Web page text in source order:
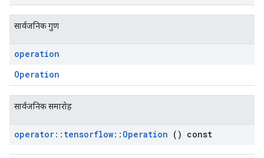
सार्वजनिक गुण
operation
Operation
सार्वजनिक समारोह
operator:: tensorflow:: Operation () const